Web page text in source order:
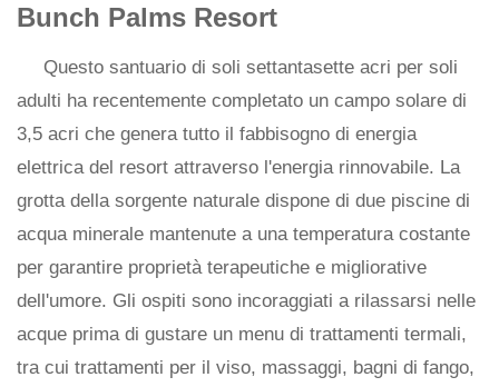
Bunch Palms Resort
Questo santuario di soli settantasette acri per soli
adulti ha recentemente completato un campo solare di
3,5 acri che genera tutto il fabbisogno di energia
elettrica del resort attraverso l'energia rinnovabile. La
grotta della sorgente naturale dispone di due piscine di
acqua minerale mantenute a una temperatura costante
per garantire proprietà terapeutiche e migliorative
dell'umore. Gli ospiti sono incoraggiati a rilassarsi nelle
acque prima di gustare un menu di trattamenti termali,
tra cui trattamenti per il viso, massaggi, bagni di fango,